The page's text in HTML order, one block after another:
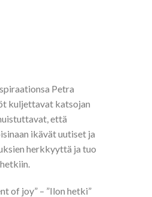
Petra
kuljettavat katsojan
että
ikävät uutiset ja
herkkyyttä ja tuo
of joy” – ”Ilon hetki”